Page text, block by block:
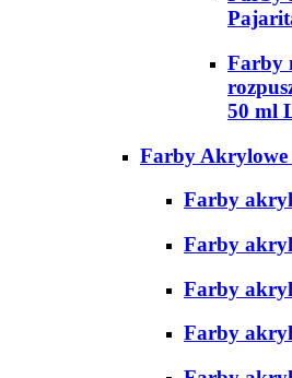
Farby
50 ml
Farby Akrylowe
Farby
Farby
Farby
Farby